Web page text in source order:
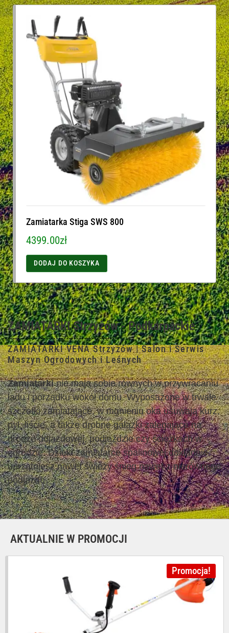
Zamiatarka Stiga SWS 800
4399.00zł
DODAJ DO KOSZYKA
ZAMIATARKI Strzyżów - Podkarpackie
ZAMIATARKI VENA Strzyżów | Salon i Serwis
Maszyn Ogrodowych i Leśnych
Zamiatarkinie mają sobie równych w przywracaniu
ładu i porządku wokół domu. Wyposażone w trwałe
szczotki zamiatające, w mgnieniu oka usuwają kurz,
pył, liście, a także drobne gałązki zalegające na
drodze dojazdowej, podjeździe czy ścieżkach w
ogrodzie. Dzięki zamiatarce spalinowej dokładnie
uprzątniesz nawet świeży śnieg nawet z nierównego
podjazdu.
AKTUALNIE W PROMOCJI
Promocja!